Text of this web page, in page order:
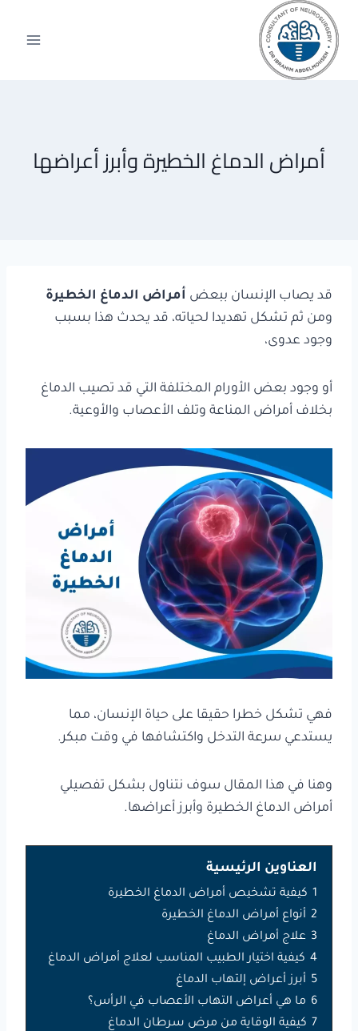
التجاوز
المحتوى
أمراض الدماغ الخطيرة وأبرز أعراضها
قد يصاب الإنسان ببعض أمراض الدماغ الخطيرة
ومن ثم تشكل تهديدا لحياته، قد يحدث هذا بسبب
وجود عدوى،
أو وجود بعض الأورام المختلفة التي قد تصيب الدماغ
بخلاف أمراض المناعة وتلف الأعصاب والأوعية.
فهي تشكل خطرا حقيقا على حياة الإنسان، مما
يستدعي سرعة التدخل واكتشافها في وقت مبكر.
وهنا في هذا المقال سوف نتناول بشكل تفصيلي
أمراض الدماغ الخطيرة وأبرز أعراضها.
العناوين الرئيسية
1
كيفية تشخيص أمراض الدماغ الخطيرة
2 أنواع أمراض الدماغ الخطيرة
3 علاج أمراض الدماغ
4 كيفية اختيار الطبيب المناسب لعلاج أمراض الدماغ
5 أبرز أعراض إلتهاب الدماغ
6 ما هي أعراض التهاب الأعصاب في الرأس؟
7 كيفية الوقاية من مرض سرطان الدماغ